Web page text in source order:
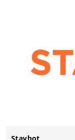
Stayhot